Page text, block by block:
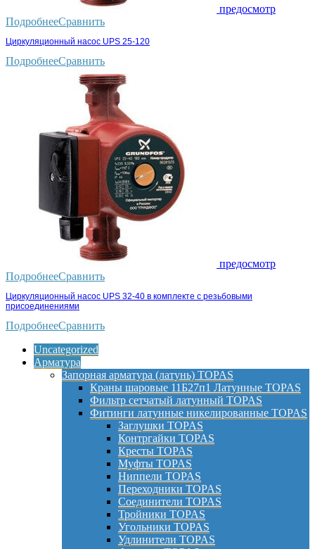
предосмотр
ПодробнееСравнить
Циркуляционный насос UPS 25-120
ПодробнееСравнить
предосмотр
ПодробнееСравнить
Циркуляционный насос UPS 32-40 в комплекте с резьбовыми
присоединениями
ПодробнееСравнить
Uncategorized
Арматура
Запорная арматура (латунь) TOPAS
Краны шаровые 11Б27п1 Латунные TOPAS
Фильтр сетчатый латунный TOPAS
Фитинги латунные никелированные TOPAS
Заглушки TOPAS
Контргайки TOPAS
Кресты TOPAS
Муфты TOPAS
Ниппели TOPAS
Переходники TOPAS
Соединители TOPAS
Тройники TOPAS
Угольники TOPAS
Удлинители TOPAS